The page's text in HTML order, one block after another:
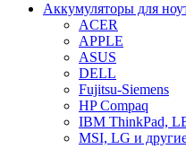
Аккумуляторы для
ACER
APPLE
ASUS
DELL
Fujitsu-Siemens
HP Compaq
IBM ThinkPad,
MSI, LG и